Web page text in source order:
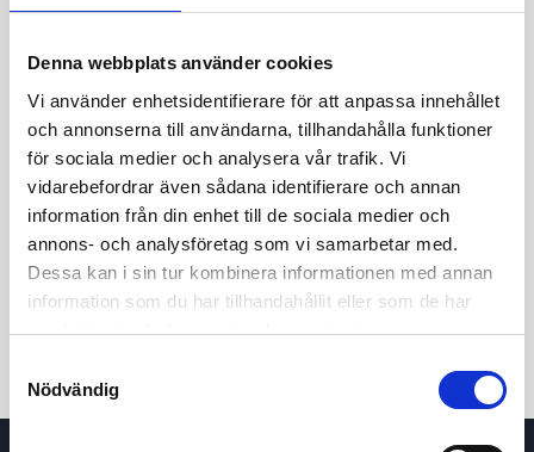
Denna webbplats använder cookies
Vi använder enhetsidentifierare för att anpassa innehållet
och annonserna till användarna, tillhandahålla funktioner
för sociala medier och analysera vår trafik. Vi
vidarebefordrar även sådana identifierare och annan
information från din enhet till de sociala medier och
annons- och analysföretag som vi samarbetar med.
Dessa kan i sin tur kombinera informationen med annan
information som du har tillhandahållit eller som de har
samlat in när du har använt deras tjänster.
Nödvändig
24t 7d 1m 3m 1å 5å
Köp / Sälj